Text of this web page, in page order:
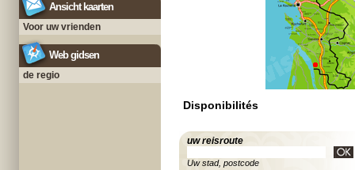
Ansicht kaarten
Voor uw vrienden
Web gidsen
de regio
Disponibilités
uw reisroute
Uw stad, postcode